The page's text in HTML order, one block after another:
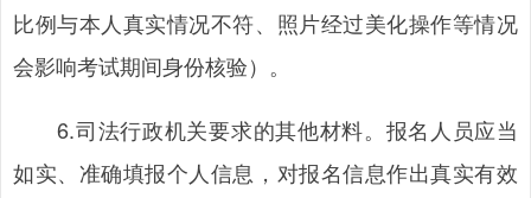
比例与本人真实情况不符、照片经过美化操作等情况
会影响考试期间身份核验）。
6.司法行政机关要求的其他材料。报名人员应当
如实、准确填报个人信息，对报名信息作出真实有效